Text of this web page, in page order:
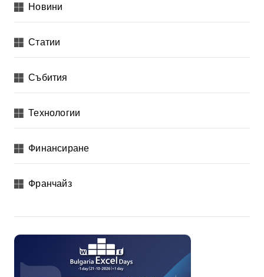
Новини
Статии
Събития
Технологии
Финансиране
Франчайз